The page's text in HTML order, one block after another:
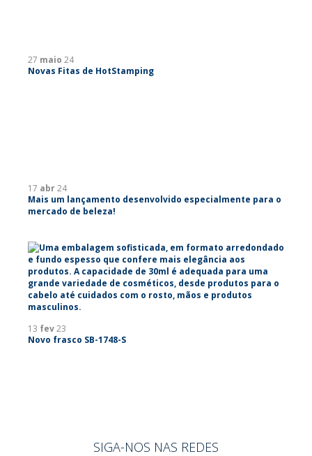
27 maio 24
Novas Fitas de HotStamping
17 abr24
Mais um lançamento desenvolvido especialmente para o
mercado de beleza!
13 fev23
Novo frasco SB-1748-S
SIGA-NOS NAS REDES